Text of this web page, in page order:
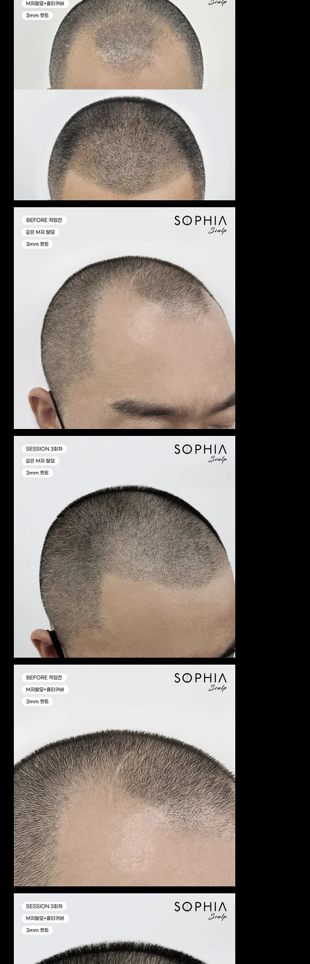
이 기술 하
나를 배우
기 위해 지
방에서 먼
발걸음 해
주시기도
합니다. 매
일 수많은
임상을 만
들고 있어
요.머신 컨
트롤을 잘
하는 사람